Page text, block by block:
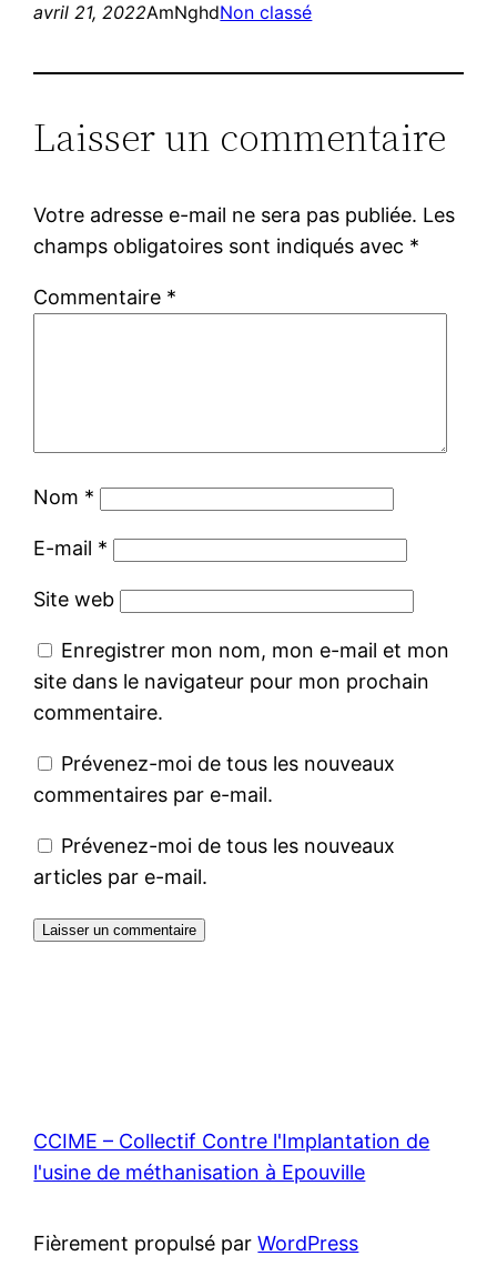
avril 21, 2022AmNghdNon classé
Laisser un commentaire
Votre adresse e-mail ne sera pas publiée. Les
champs obligatoires sont indiqués avec *
Commentaire *
Nom *
E-mail *
Site web
Enregistrer mon nom, mon e-mail et mon
site dans le navigateur pour mon prochain
commentaire.
Prévenez-moi de tous les nouveaux
commentaires par e-mail.
Prévenez-moi de tous les nouveaux
articles par e-mail.
CCIME – Collectif Contre l'Implantation de
l'usine de méthanisation à Epouville
Fièrement propulsé parWordPress